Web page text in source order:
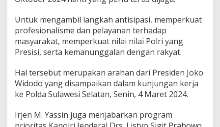
Untuk mengambil langkah antisipasi, memperkuat
profesionalisme dan pelayanan terhadap
masyarakat, memperkuat nilai nilai Polri yang
Presisi, serta kemanunggalan dengan rakyat.
Hal tersebut merupakan arahan dari Presiden Joko
Widodo yang disampaikan dalam kunjungan kerja
ke Polda Sulawesi Selatan, Senin, 4 Maret 2024.
Irjen M. Yassin juga menjabarkan program